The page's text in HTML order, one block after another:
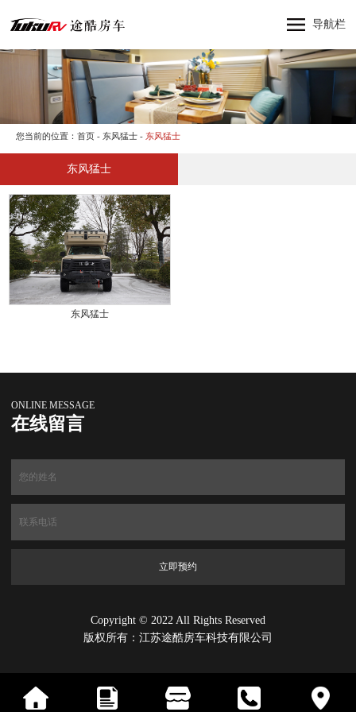
导航栏
神行太保
神龙大侠
十三太保
东风猛士
纵横四海
关于途酷房车
新闻资讯
品牌活动
联系我们
您当前的位置：首页- 东风猛士 - 东风猛士
东风猛士
东风猛士
ONLINE MESSAGE
在线留言
Copyright © 2022 All Rights Reserved
版权所有：江苏途酷房车科技有限公司